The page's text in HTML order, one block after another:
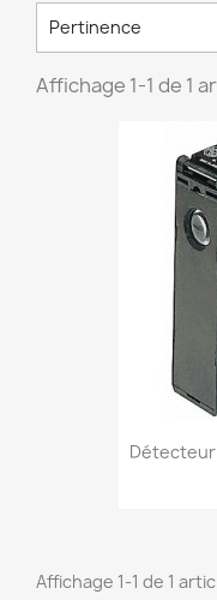
Pertinence
Affichage 1-1 de 1
Détecteur
Affichage 1-1 de 1